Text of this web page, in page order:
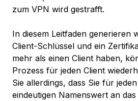
zum VPN wird gestrafft.
In diesem Leitfaden generieren
Client-Schlüssel und ein
mehr als einen Client haben,
Prozess für jeden Client
Sie allerdings, dass Sie für
eindeutigen Namenswert an